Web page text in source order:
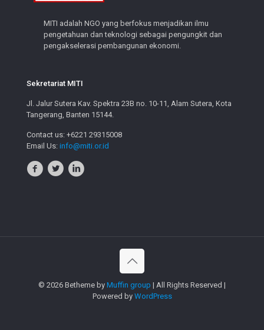
MITI adalah NGO yang berfokus menjadikan ilmu
pengetahuan dan teknologi sebagai pengungkit dan
pengakselerasi pembangunan ekonomi.
Sekretariat MITI
Jl. Jalur Sutera Kav. Spektra 23B no. 10-11, Alam Sutera, Kota
Tangerang, Banten 15144.
Contact us: +6221 29315008
Email Us: info@miti.or.id
© 2026 Betheme by Muffin group | All Rights Reserved |
Powered by WordPress